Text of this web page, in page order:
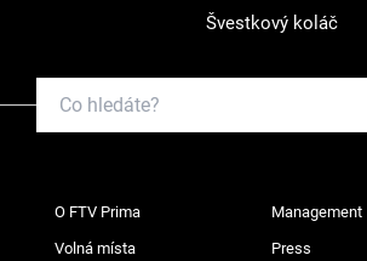
Švestkový koláč
O FTV Prima Management
Volná místa Press